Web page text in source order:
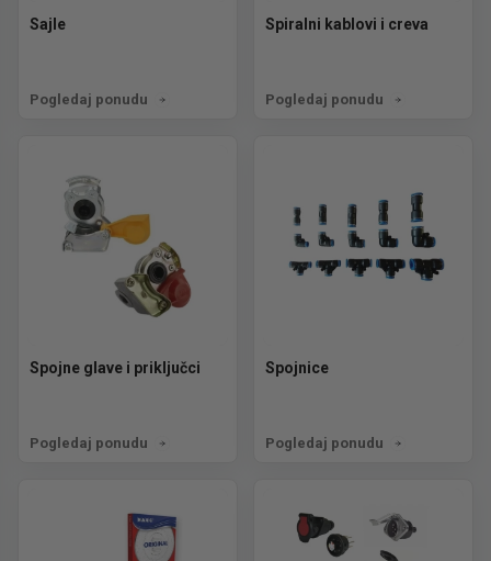
Sajle
Pogledaj ponudu
Spiralni kablovi i creva
Pogledaj ponudu
Spojne glave i priključci
Pogledaj ponudu
Spojnice
Pogledaj ponudu